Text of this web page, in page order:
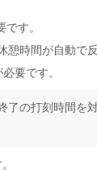
す。
憩時間が自動で
要です。
了の打刻時間を